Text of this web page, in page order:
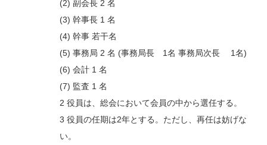
(2) 副会長 2 名
(3) 幹事長 1 名
(4) 幹事 若干名
(5) 事務局 2 名 (事務局長 1名 事務局次長 1名)
(6) 会計 1 名
(7) 監査 1 名
2 役員は、総会において会員の中から選任する。
3 役員の任期は2年とする。ただし、再任は妨げな
い。